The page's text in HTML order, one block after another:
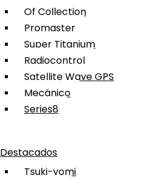
Of Collection
Promaster
Super Titanium
Radiocontrol
Satellite Wave GPS
Mecánico
Series8
Destacados
Tsuki-yomi